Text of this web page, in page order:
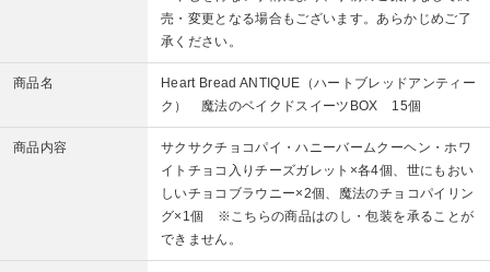
売・変更となる場合もございます。あらかじめご了
承ください。
商品名
Heart Bread ANTIQUE（ハートブレッドアンティー
ク） 魔法のベイクドスイーツBOX 15個
商品内容
サクサクチョコパイ・ハニーバームクーヘン・ホワ
イトチョコ入りチーズガレット×各4個、世にもおい
しいチョコブラウニー×2個、魔法のチョコパイリン
グ×1個 ※こちらの商品はのし・包装を承ることが
できません。